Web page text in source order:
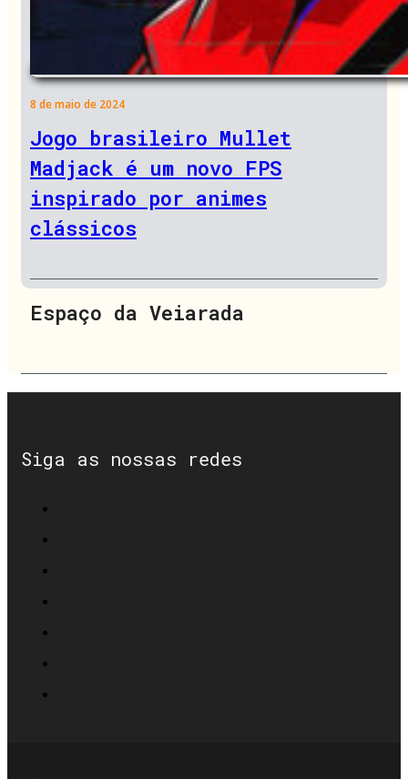
8 de maio de 2024
Jogo brasileiro Mullet
Madjack é um novo FPS
inspirado por animes
clássicos
Espaço da Veiarada
Siga as nossas redes